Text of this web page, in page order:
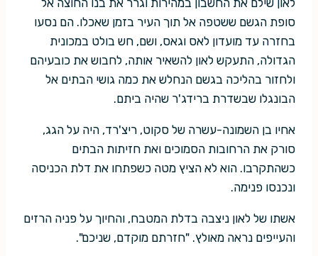
סופת הגשם ששטפה אל תוך העיר בזמן שאכלו. הם נסעו
בחזרה עד מועדון לאס וגאס, ושם, חש בולט במכונית
הגדולה, התעקש לאון להשאיר אותה, לחבוש את כובעיהם
ולחזור בהליכה בגשם הנחלש את כמה גושי הבתים אל
הבונגלו שבשדרת ברידג'ר שהיה ביתם.
אחיו בן השמונה-עשרה של סקוט, ריצ'רד, היה על הגג,
סורק את הרחובות הסמוכים ואת חזיתות הבתים
כשהתקרבו. הוא לא הציץ מטה כשפתחו את דלת הכניסה
ונכנסו פנימה.
אשתו של לאון ניצבה בדלת המטבח, והחיוך על פניה הרזים
והעייפים נראה מאולץ. "חזרתם מוקדם, שניכם".